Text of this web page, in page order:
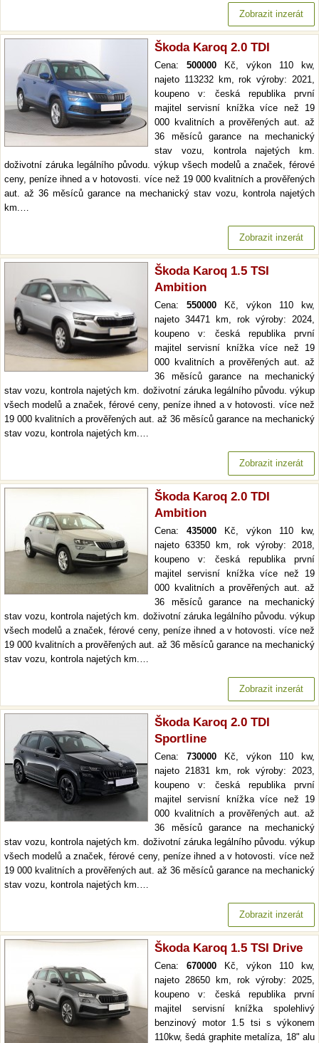
Zobrazit inzerát
Škoda Karoq 2.0 TDI
Cena: 500000 Kč, výkon 110 kw,
najeto 113232 km, rok výroby: 2021,
koupeno v: česká republika první
majitel servisní knížka více než 19
000 kvalitních a prověřených aut. až
36 měsíců garance na mechanický
stav vozu, kontrola najetých km.
doživotní záruka legálního původu. výkup všech modelů a značek, férové
ceny, peníze ihned a v hotovosti. více než 19 000 kvalitních a prověřených
aut. až 36 měsíců garance na mechanický stav vozu, kontrola najetých
km.…
Zobrazit inzerát
Škoda Karoq 1.5 TSI
Ambition
Cena: 550000 Kč, výkon 110 kw,
najeto 34471 km, rok výroby: 2024,
koupeno v: česká republika první
majitel servisní knížka více než 19
000 kvalitních a prověřených aut. až
36 měsíců garance na mechanický
stav vozu, kontrola najetých km. doživotní záruka legálního původu. výkup
všech modelů a značek, férové ceny, peníze ihned a v hotovosti. více než
19 000 kvalitních a prověřených aut. až 36 měsíců garance na mechanický
stav vozu, kontrola najetých km.…
Zobrazit inzerát
Škoda Karoq 2.0 TDI
Ambition
Cena: 435000 Kč, výkon 110 kw,
najeto 63350 km, rok výroby: 2018,
koupeno v: česká republika první
majitel servisní knížka více než 19
000 kvalitních a prověřených aut. až
36 měsíců garance na mechanický
stav vozu, kontrola najetých km. doživotní záruka legálního původu. výkup
všech modelů a značek, férové ceny, peníze ihned a v hotovosti. více než
19 000 kvalitních a prověřených aut. až 36 měsíců garance na mechanický
stav vozu, kontrola najetých km.…
Zobrazit inzerát
Škoda Karoq 2.0 TDI
Sportline
Cena: 730000 Kč, výkon 110 kw,
najeto 21831 km, rok výroby: 2023,
koupeno v: česká republika první
majitel servisní knížka více než 19
000 kvalitních a prověřených aut. až
36 měsíců garance na mechanický
stav vozu, kontrola najetých km. doživotní záruka legálního původu. výkup
všech modelů a značek, férové ceny, peníze ihned a v hotovosti. více než
19 000 kvalitních a prověřených aut. až 36 měsíců garance na mechanický
stav vozu, kontrola najetých km.…
Zobrazit inzerát
Škoda Karoq 1.5 TSI Drive
Cena: 670000 Kč, výkon 110 kw,
najeto 28650 km, rok výroby: 2025,
koupeno v: česká republika první
majitel servisní knížka spolehlivý
benzinový motor 1.5 tsi s výkonem
110kw, šedá graphite metalíza, 18" alu